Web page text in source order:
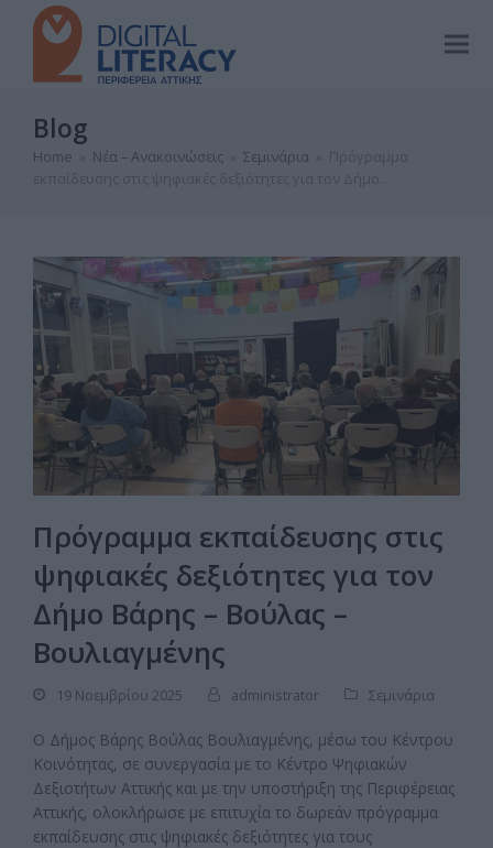
Blog
Home Νέα – Ανακοινώσεις Σεμινάρια
Πρόγραμμα εκπαίδευσης στις
ψηφιακές δεξιότητες για τον
Δήμο Βάρης – Βούλας –
Βουλιαγμένης
19 Νοεμβρίου 2025 administrator Σεμινάρια
Ο Δήμος Βάρης Βούλας Βουλιαγμένης, μέσω του Κέντρου
Κοινότητας, σε συνεργασία με το Κέντρο Ψηφιακών
Δεξιοτήτων Αττικής και με την υποστήριξη της Περιφέρειας
Αττικής, ολοκλήρωσε με επιτυχία το δωρεάν πρόγραμμα
εκπαίδευσης στις ψηφιακές δεξιότητες για τους